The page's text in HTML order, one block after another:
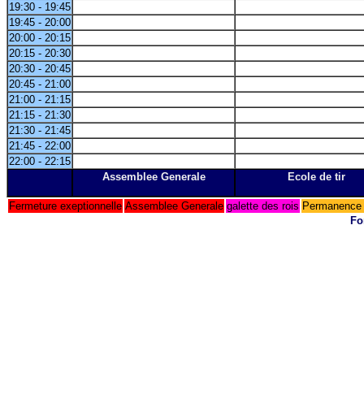
19:30 - 19:45
19:45 - 20:00
20:00 - 20:15
20:15 - 20:30
20:30 - 20:45
20:45 - 21:00
21:00 - 21:15
21:15 - 21:30
21:30 - 21:45
21:45 - 22:00
22:00 - 22:15
Assemblee Generale
Ecole de tir
Fermeture exeptionnelle Assemblee Generale galette des rois